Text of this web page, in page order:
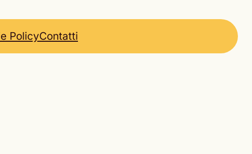
PolicyContatti